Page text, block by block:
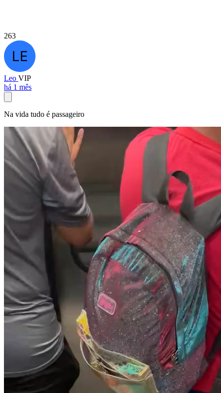
263
Leo VIP
há 1 mês
Na vida tudo é passageiro